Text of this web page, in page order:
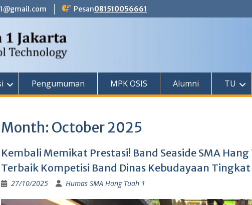
Pesan081510056661
Pengumuman MPK OSIS Alumni TU
Month: October 2025
Kembali Memikat Prestasi! Band Seaside SMA
Terbaik Kompetisi Band Dinas Kebudayaan
27/10/2025 Humas SMA Hang Tuah 1